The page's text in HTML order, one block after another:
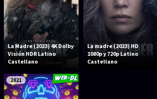
La Madre (2023) 4K Dolby
Visión HDR Latino
Castellano
La madre (2023) HD
1080p y 720p Latino
Castellano
2021